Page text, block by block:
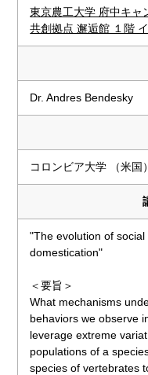
東京農工大学 府中キャ
共創拠点 邂逅館 １階
Dr. Andres Bendesky
コロンビア大学 （米国）
"The evolution of
domestication"
＜要旨＞
What mechanisms
behaviors we observe
leverage extreme
populations of a
species of vertebrates